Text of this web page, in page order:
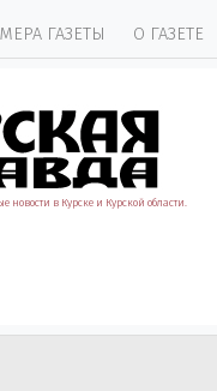
ГАЗЕТЫ О ГАЗЕТЕ
новости в Курске и Курской области.